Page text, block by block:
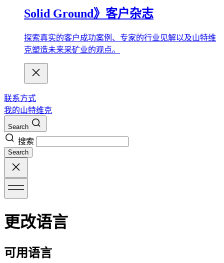
Solid Ground》客户杂志
探索真实的客户成功案例、专家的行业见解以及山特维
克塑造未来采矿业的观点。
联系方式
我的山特维克
Search
搜索
Search
更改语言
可用语言